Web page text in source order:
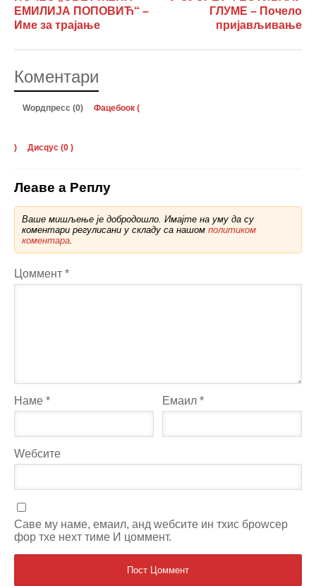
ЕМИЛИЈА ПОПОВИЋ“ –
Име за трајање
ГЛУМЕ – Почело
пријављивање
Коментари
Wордпресс (0) Фацебоок (
) Дисqус (0 )
Леаве а Реплy
Ваше мишљење је добродошло. Имајте на уму да су
коментари регулисани у складу са нашом политиком
коментара.
Цоммент *
Наме * Емаил*
Wебсите
Саве мy наме, емаил, анд wебсите ин тхис броwсер
фор тхе неxт тиме И цоммент.